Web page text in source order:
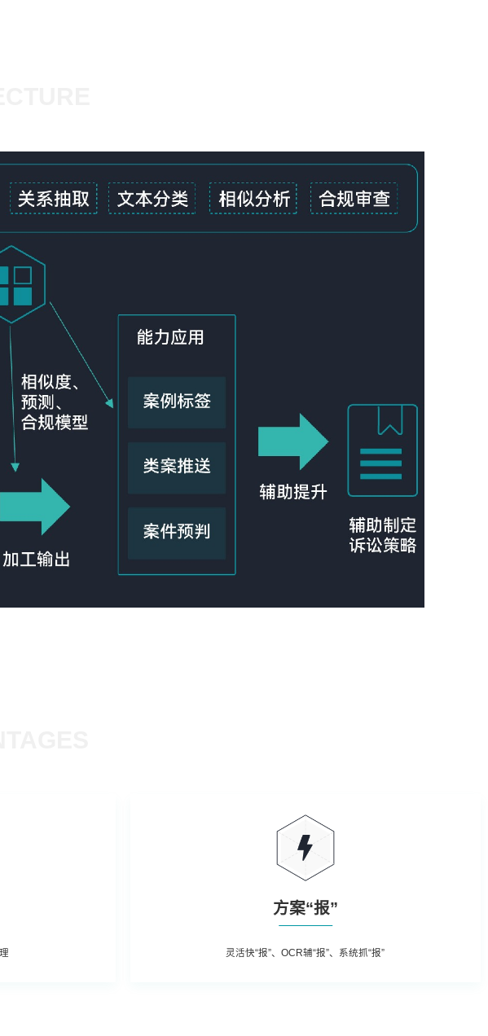
方案“报”
灵活快“报”、OCR辅“报”、系统抓“报”